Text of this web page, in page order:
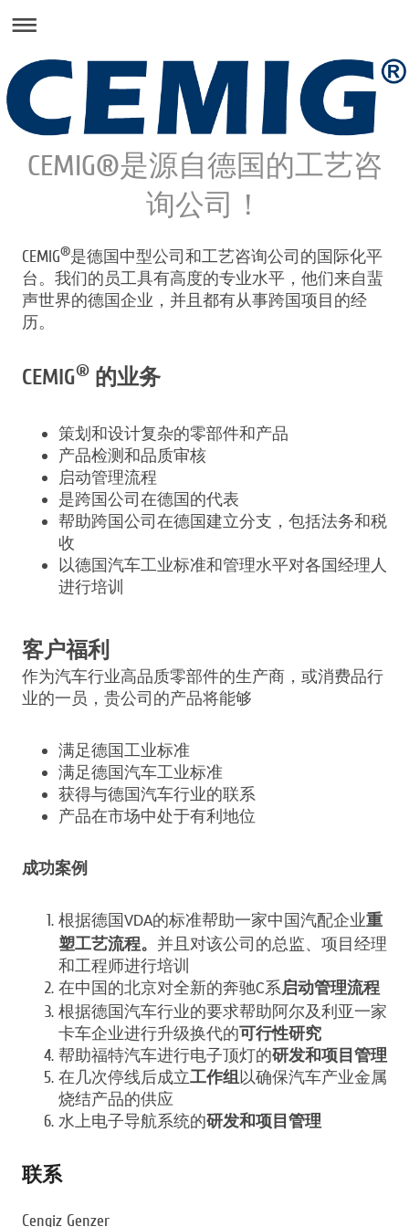
CEMIG®是源自德国的工艺咨
询公司！
CEMIG®是德国中型公司和工艺咨询公司的国际化平
台。我们的员工具有高度的专业水平，他们来自蜚
声世界的德国企业，并且都有从事跨国项目的经
历。
CEMIG® 的业务
策划和设计复杂的零部件和产品
产品检测和品质审核
启动管理流程
是跨国公司在德国的代表
帮助跨国公司在德国建立分支，包括法务和税
收
以德国汽车工业标准和管理水平对各国经理人
进行培训
客户福利
作为汽车行业高品质零部件的生产商，或消费品行
业的一员，贵公司的产品将能够
满足德国工业标准
满足德国汽车工业标准
获得与德国汽车行业的联系
产品在市场中处于有利地位
成功案例
根据德国VDA的标准帮助一家中国汽配企业重
塑工艺流程。 并且对该公司的总监、项目经理
和工程师进行培训
在中国的北京对全新的奔驰C系 启动管理流程
根据德国汽车行业的要求帮助阿尔及利亚一家
卡车企业进行升级换代的可行性研究
帮助福特汽车进行电子顶灯的研发和项目管理
在几次停线后成立工作组 以确保汽车产业金属
烧结产品的供应
水上电子导航系统的研发和项目管理
联系
Cengiz Genzer